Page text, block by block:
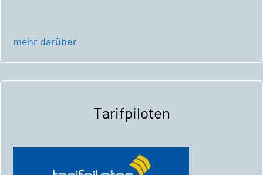
mehr darüber
Tarifpiloten